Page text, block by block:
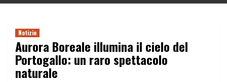
Notizie
Aurora Boreale illumina il cielo del
Portogallo: un raro spettacolo
naturale